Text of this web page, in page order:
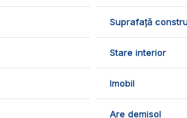
asigurat de centrala termica
Suprafață
Stare interior
Imobil
Are demisol